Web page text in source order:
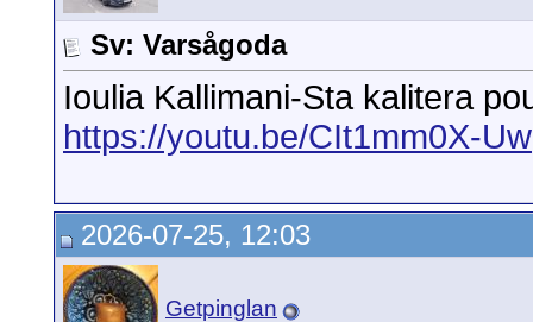
Sv: Varsågoda
Ioulia Kallimani-Sta kalitera
https://youtu.be/CIt1mm0X-Uw
2026-07-25, 12:03
Getpinglan